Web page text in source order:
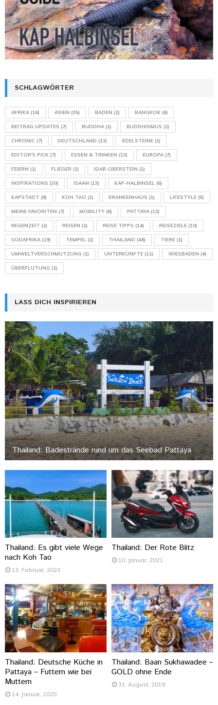
SCHLAGWÖRTER
AFRIKA(16) ASIEN (35) BADEN (2) BANGKOK (6)
BEITRAG UPDATES (7) BUDDHA(1) BUDDHISMUS (2)
CHRONIC (7) DEUTSCHLAND (13) EDELSTEINE (1)
EDITOR'S PICK (7) ESSEN & TRINKEN (13) EUROPA(7)
FEIERN (1) FLIEGER (1) IDAR-OBERSTEIN (1)
INSPIRATIONS (30) ISAAN (13) KAP-HALBINSEL (6)
KAPSTADT (8) KOH TAO (1) KRANKENHAUS (1) LIFESTYLE (5)
MEINE FAVORITEN (7) MOBILITY (6) PATTAYA(12)
REGENZEIT (2) REISEN (2) REISE TIPPS (14) REISEZIELE (10)
SÜDAFRIKA(19) TEMPEL (2) THAILAND (48) TIERE (1)
UMWELTVERSCHMUTZUNG (1) UNTERKÜNFTE (11) WIESBADEN (4)
ÜBERFLUTUNG (2)
LASS DICH INSPIRIEREN
Thailand: Badestrände rund um das Seebad Pattaya
Thailand: Es gibt viele Wege
nach Koh Tao
13. Februar, 2023
Thailand: Der Rote Blitz
10. Januar, 2021
Thailand: Deutsche Küche in
Pattaya – Futtern wie bei
Muttern
14. Januar, 2020
Thailand: Baan Sukhawadee –
GOLD ohne Ende
31. August, 2019